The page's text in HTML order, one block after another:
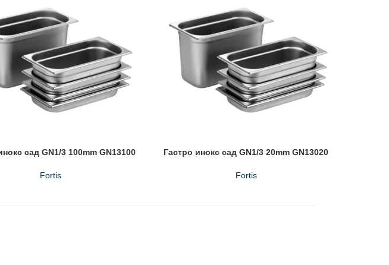
сад GN1/3 100mm GN13100
Fortis
Гастро инокс сад GN1/3 20mm GN13020
Fortis